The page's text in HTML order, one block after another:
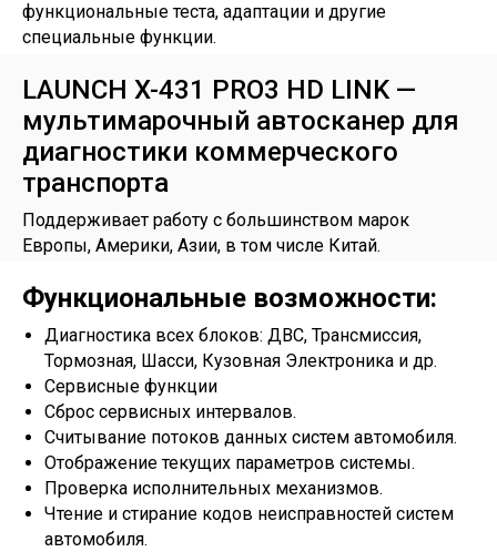
функциональные теста, адаптации и другие
специальные функции.
LAUNCH X-431 PRO3 HD LINK —
мультимарочный автосканер для
диагностики коммерческого
транспорта
Поддерживает работу с большинством марок
Европы, Америки, Азии, в том числе Китай.
Функциональные возможности:
Диагностика всех блоков: ДВС, Трансмиссия,
Тормозная, Шасси, Кузовная Электроника и др.
Сервисные функции
Сброс сервисных интервалов.
Считывание потоков данных систем автомобиля.
Отображение текущих параметров системы.
Проверка исполнительных механизмов.
Чтение и стирание кодов неисправностей систем
автомобиля.